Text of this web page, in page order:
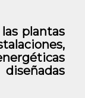
plantas